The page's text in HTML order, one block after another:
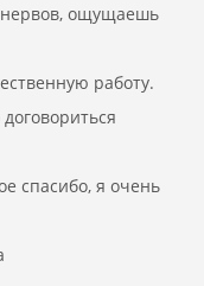
нервов, ощущаешь
работу.
спасибо, я очень